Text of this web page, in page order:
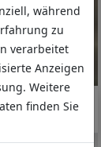
während
zu
verarbeitet
Anzeigen
Weitere
finden Sie